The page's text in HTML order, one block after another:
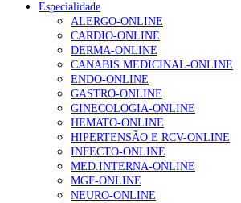
Especialidade
ALERGO-ONLINE
CARDIO-ONLINE
DERMA-ONLINE
CANABIS MEDICINAL-ONLINE
ENDO-ONLINE
GASTRO-ONLINE
GINECOLOGIA-ONLINE
HEMATO-ONLINE
HIPERTENSÃO E RCV-ONLINE
INFECTO-ONLINE
MED.INTERNA-ONLINE
MGF-ONLINE
NEURO-ONLINE